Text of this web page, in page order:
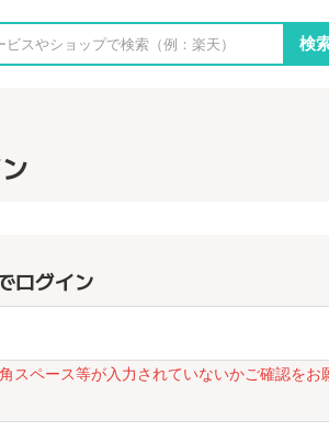
検
ログイン
スペース等が入力されていないかご確認をお